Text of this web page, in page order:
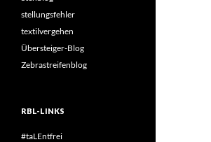
stellungsfehler
textilvergehen
Übersteiger-Blog
Zebrastreifenblog
RBL-LINKS
#taLEntfrei